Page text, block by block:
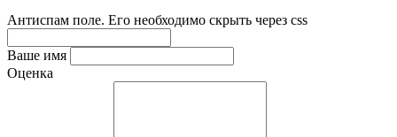
Антиспам поле. Его необходимо скрыть через css
Ваше имя
Оценка